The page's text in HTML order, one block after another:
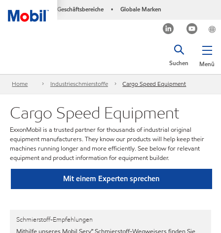
Geschäftsbereiche • Globale Marken
Menü
Suchen
Home Industrieschmierstoffe Cargo Speed Equipment
Cargo Speed Equipment
ExxonMobil is a trusted partner for thousands of industrial original
equipment manufacturers. They know our products will help keep their
machines running longer and more efficiently. See below for relevant
equipment and product information for equipment builder.
Mit einem Experten sprechen
Schmierstoff-Empfehlungen